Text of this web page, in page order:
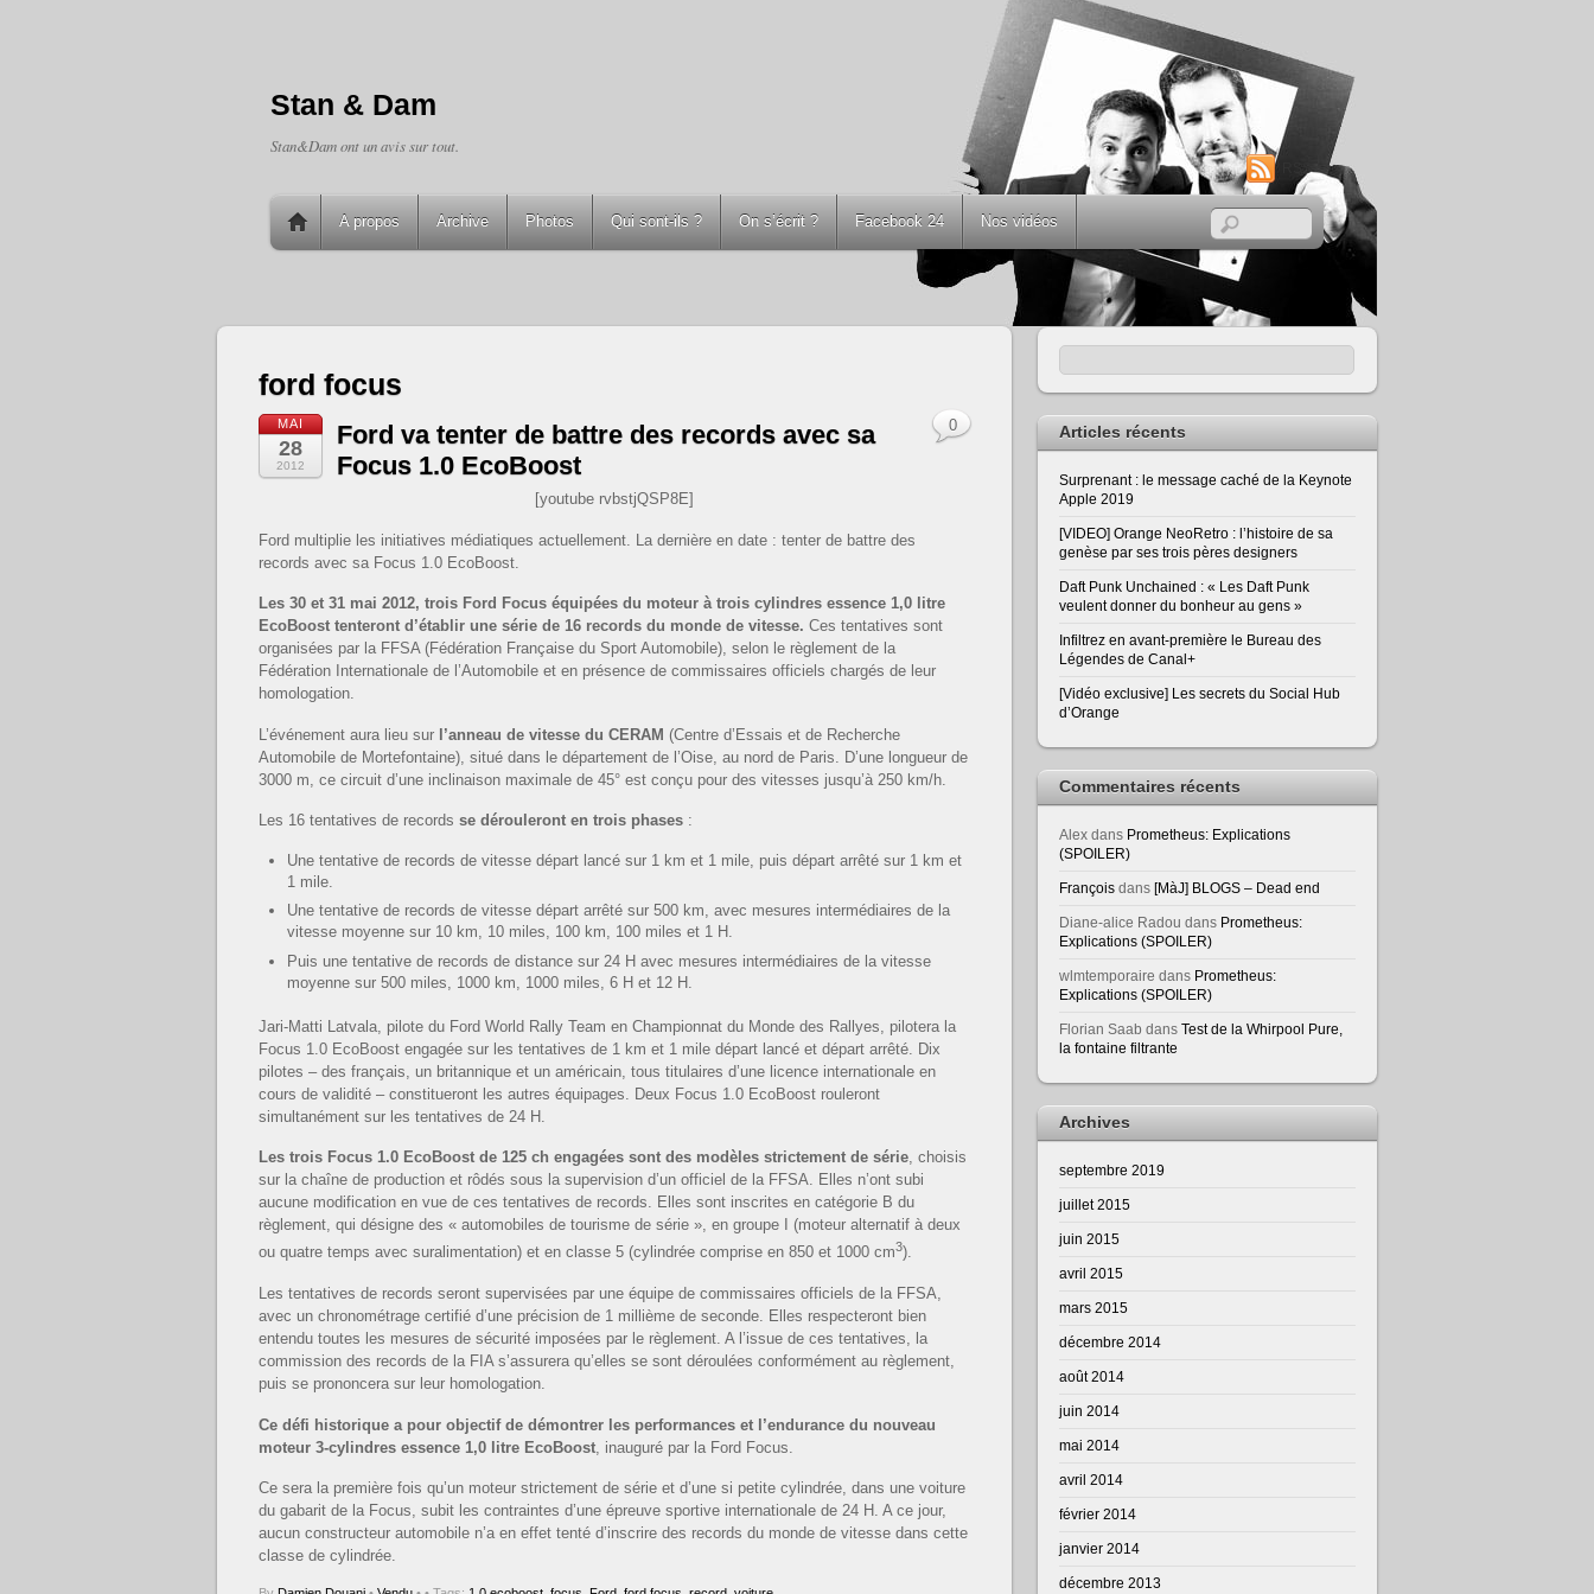
Stan & Dam
Stan&Dam ont un avis sur tout.
RSS
A propos Archive Photos Qui sont-ils ? On s’écrit ? Facebook 24 Nos vidéos
ford focus
MAI
28
2012
Ford va tenter de battre des records avec sa
Focus 1.0 EcoBoost
[youtube rvbstjQSP8E]
Ford multiplie les initiatives médiatiques actuellement. La dernière en date : tenter de battre des
records avec sa Focus 1.0 EcoBoost.
Les 30 et 31 mai 2012, trois Ford Focus équipées du moteur à trois cylindres essence 1,0 litre
EcoBoost tenteront d’établir une série de 16 records du monde de vitesse. Ces tentatives sont
organisées par la FFSA (Fédération Française du Sport Automobile), selon le règlement de la
Fédération Internationale de l’Automobile et en présence de commissaires officiels chargés de leur
homologation.
L’événement aura lieu sur l’anneau de vitesse du CERAM (Centre d’Essais et de Recherche
Automobile de Mortefontaine), situé dans le département de l’Oise, au nord de Paris. D’une longueur de
3000 m, ce circuit d’une inclinaison maximale de 45° est conçu pour des vitesses jusqu’à 250 km/h.
Les 16 tentatives de records se dérouleront en trois phases :
Une tentative de records de vitesse départ lancé sur 1 km et 1 mile, puis départ arrêté sur 1 km et
1 mile.
Une tentative de records de vitesse départ arrêté sur 500 km, avec mesures intermédiaires de la
vitesse moyenne sur 10 km, 10 miles, 100 km, 100 miles et 1 H.
Puis une tentative de records de distance sur 24 H avec mesures intermédiaires de la vitesse
moyenne sur 500 miles, 1000 km, 1000 miles, 6 H et 12 H.
Jari-Matti Latvala, pilote du Ford World Rally Team en Championnat du Monde des Rallyes, pilotera la
Focus 1.0 EcoBoost engagée sur les tentatives de 1 km et 1 mile départ lancé et départ arrêté. Dix
pilotes – des français, un britannique et un américain, tous titulaires d’une licence internationale en
cours de validité – constitueront les autres équipages. Deux Focus 1.0 EcoBoost rouleront
simultanément sur les tentatives de 24 H.
Les trois Focus 1.0 EcoBoost de 125 ch engagées sont des modèles strictement de série, choisis
sur la chaîne de production et rôdés sous la supervision d’un officiel de la FFSA. Elles n’ont subi
aucune modification en vue de ces tentatives de records. Elles sont inscrites en catégorie B du
règlement, qui désigne des « automobiles de tourisme de série », en groupe I (moteur alternatif à deux
ou quatre temps avec suralimentation) et en classe 5 (cylindrée comprise en 850 et 1000 cm3).
Les tentatives de records seront supervisées par une équipe de commissaires officiels de la FFSA,
avec un chronométrage certifié d’une précision de 1 millième de seconde. Elles respecteront bien
entendu toutes les mesures de sécurité imposées par le règlement. A l’issue de ces tentatives, la
commission des records de la FIA s’assurera qu’elles se sont déroulées conformément au règlement,
puis se prononcera sur leur homologation.
Ce défi historique a pour objectif de démontrer les performances et l’endurance du nouveau
moteur 3-cylindres essence 1,0 litre EcoBoost , inauguré par la Ford Focus.
Ce sera la première fois qu’un moteur strictement de série et d’une si petite cylindrée, dans une voiture
du gabarit de la Focus, subit les contraintes d’une épreuve sportive internationale de 24 H. A ce jour,
aucun constructeur automobile n’a en effet tenté d’inscrire des records du monde de vitesse dans cette
classe de cylindrée.
0 Articles récents
Surprenant : le message caché de la Keynote
Apple 2019
[VIDEO] Orange NeoRetro : l’histoire de sa
genèse par ses trois pères designers
Daft Punk Unchained : « Les Daft Punk
veulent donner du bonheur au gens »
Infiltrez en avant-première le Bureau des
Légendes de Canal+
[Vidéo exclusive] Les secrets du Social Hub
d’Orange
Commentaires récents
Alex dans Prometheus: Explications
(SPOILER)
François dans [MàJ] BLOGS – Dead end
Diane-alice Radou dans Prometheus:
Explications (SPOILER)
wlmtemporaire dans Prometheus:
Explications (SPOILER)
Florian Saab dans Test de la Whirpool Pure,
la fontaine filtrante
Archives
septembre 2019
juillet 2015
juin 2015
avril 2015
mars 2015
décembre 2014
août 2014
juin 2014
mai 2014
avril 2014
février 2014
janvier 2014
décembre 2013